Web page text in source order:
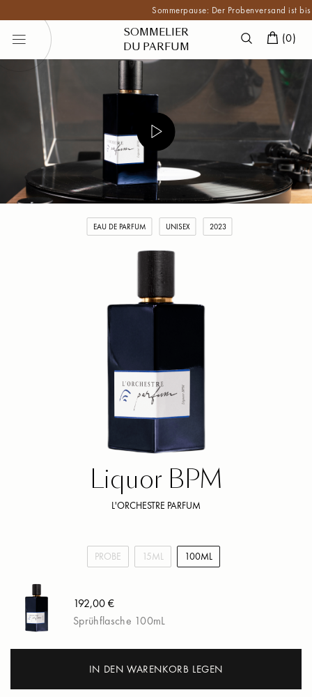
Sommerpause: Der Probenversand ist bis
SOMMELIER
DU PARFUM
(0)
EAU DE PARFUM UNISEX 2023
Liquor BPM
L'ORCHESTRE PARFUM
PROBE 15ML 100ML
192,00 €
Sprühflasche 100mL
IN DEN WARENKORB LEGEN